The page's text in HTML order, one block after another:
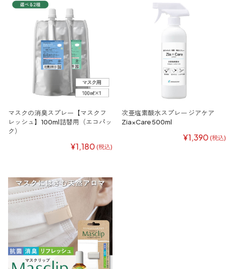
マスクの消臭スプレー【マスクフ
レッシュ】100ml詰替用（エコパッ
ク）
¥1,180 (税込)
次亜塩素酸水スプレー ジアケア
Zia×Care 500ml
¥1,390 (税込)